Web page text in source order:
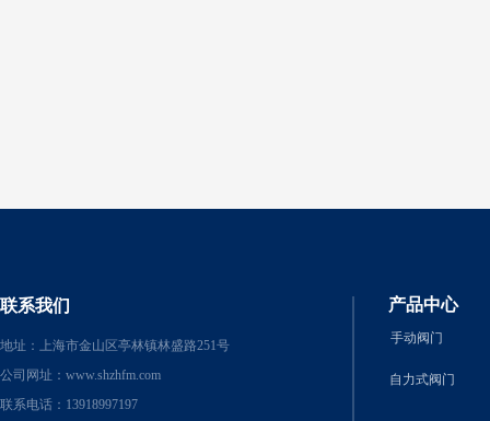
联系我们
地址：上海市金山区亭林镇林盛路251号
公司网址： www.shzhfm.com
联系电话：13918997197
产品中心
手动阀门
自力式阀门